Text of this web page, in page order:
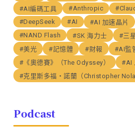
#AI編碼工具
#Anthropic
#DeepSeek
#AI #AI 加速晶片
#NAND Flash
#SK 海力士 #三
#美光
#記憶體 #財報 #AI監
#《奧德賽》（The Odyssey）
#AI
#克里斯多福・諾蘭（Christopher
Podcast